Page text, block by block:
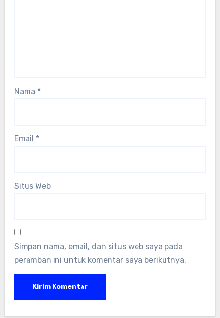
Nama *
Email *
Situs Web
Simpan nama, email, dan situs web saya pada
peramban ini untuk komentar saya berikutnya.